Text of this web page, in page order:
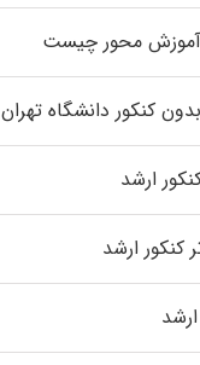
آموزش محور چیست
کنکور دانشگاه تهران
ارشد
کنکور ارشد